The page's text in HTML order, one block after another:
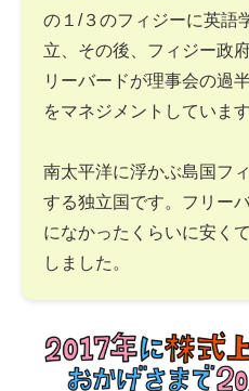
の１/３のフィジーに英語
立、その後、フィジー政
リーバードが理事会の過
をマネジメントしています
南太平洋に浮かぶ島国フ
する独立国です。フリー
になかったくらいに安く
しました。